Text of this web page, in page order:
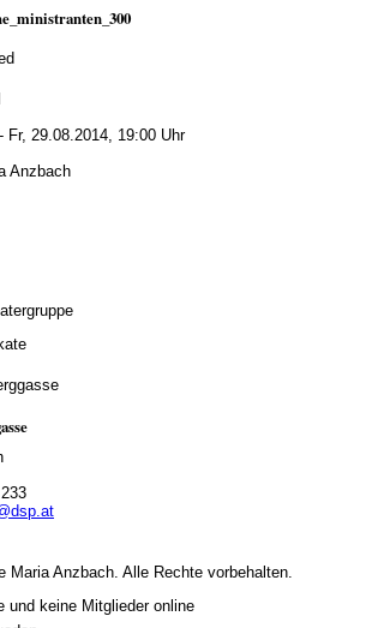
Fr, 29.08.2014, 19:00 Uhr
Anzbach
Maria Anzbach. Alle Rechte vorbehalten.
und keine Mitglieder online